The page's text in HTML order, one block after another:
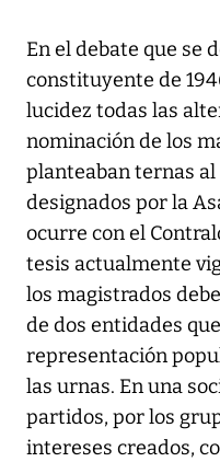
En el debate que se
constituyente de
lucidez todas las
nominación de los
planteaban ternas
designados por la
ocurre con el
tesis actualmente
los magistrados
de dos entidades
representación
las urnas. En una
partidos, por los
intereses creados,